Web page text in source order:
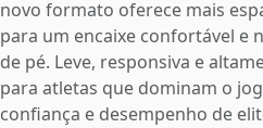
novo formato oferece mais
para um encaixe confortável e
de pé. Leve, responsiva e
para atletas que dominam o
confiança e desempenho de